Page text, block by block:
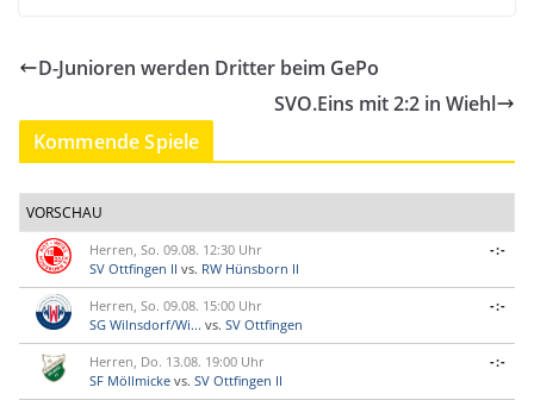
D-Junioren werden Dritter beim GePo
SVO.Eins mit 2:2 in Wiehl
Kommende Spiele
VORSCHAU
Herren, So. 09.08. 12:30 Uhr
SV Ottfingen II vs. RW Hünsborn II
-:-
Herren, So. 09.08. 15:00 Uhr
SG Wilnsdorf/Wi... vs. SV Ottfingen
-:-
Herren, Do. 13.08. 19:00 Uhr
SF Möllmicke vs. SV Ottfingen II
-:-